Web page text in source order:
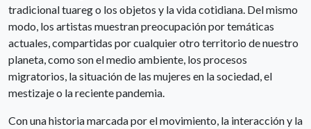
tradicional tuareg o los objetos y la vida cotidiana. Del mismo
modo, los artistas muestran preocupación por temáticas
actuales, compartidas por cualquier otro territorio de nuestro
planeta, como son el medio ambiente, los procesos
migratorios, la situación de las mujeres en la sociedad, el
mestizaje o la reciente pandemia.
Con una historia marcada por el movimiento, la interacción y la